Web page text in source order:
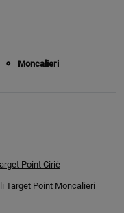
Moncalieri
Point Ciriè
Target Point Moncalieri